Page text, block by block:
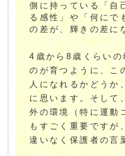
側に持っている「自
る感性」や「何にで
の差が、輝きの差に
4歳から8歳くらいの
のが育つように、こ
人になれるかどうか
に思います。そして
外の環境（特に運動
もすごく重要ですが
違いなく保護者の言